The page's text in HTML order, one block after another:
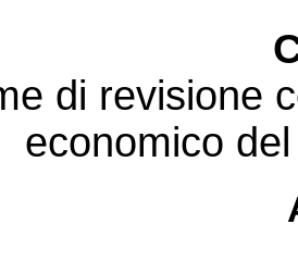
di revisione
economico